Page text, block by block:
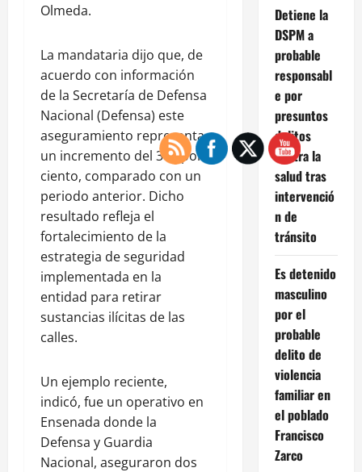
Olmeda.
La mandataria dijo que, de
acuerdo con información
de la Secretaría de Defensa
Nacional (Defensa) este
aseguramiento representa
un incremento del 382 por
ciento, comparado con un
periodo anterior. Dicho
resultado refleja el
fortalecimiento de la
estrategia de seguridad
implementada en la
entidad para retirar
sustancias ilícitas de las
calles.
Un ejemplo reciente,
indicó, fue un operativo en
Ensenada donde la
Defensa y Guardia
Nacional, aseguraron dos
Detiene la
DSPM a
probable
responsabl
e por
presuntos
delitos
contra la
salud tras
intervenció
n de
tránsito
Es detenido
masculino
por el
probable
delito de
violencia
familiar en
el poblado
Francisco
Zarco